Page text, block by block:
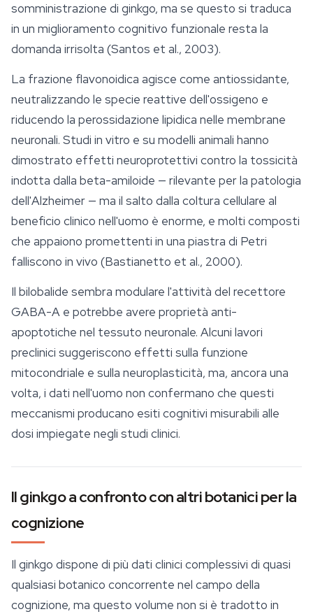
somministrazione di ginkgo, ma se questo si traduca
in un miglioramento cognitivo funzionale resta la
domanda irrisolta (Santos et al., 2003).
La frazione flavonoidica agisce come antiossidante,
neutralizzando le specie reattive dell'ossigeno e
riducendo la perossidazione lipidica nelle membrane
neuronali. Studi in vitro e su modelli animali hanno
dimostrato effetti neuroprotettivi contro la tossicità
indotta dalla beta-amiloide — rilevante per la patologia
dell'Alzheimer — ma il salto dalla coltura cellulare al
beneficio clinico nell'uomo è enorme, e molti composti
che appaiono promettenti in una piastra di Petri
falliscono in vivo (Bastianetto et al., 2000).
Il bilobalide sembra modulare l'attività del recettore
GABA-A e potrebbe avere proprietà anti-
apoptotiche nel tessuto neuronale. Alcuni lavori
preclinici suggeriscono effetti sulla funzione
mitocondriale e sulla neuroplasticità, ma, ancora una
volta, i dati nell'uomo non confermano che questi
meccanismi producano esiti cognitivi misurabili alle
dosi impiegate negli studi clinici.
Il ginkgo a confronto con altri botanici per la
cognizione
Il ginkgo dispone di più dati clinici complessivi di quasi
qualsiasi botanico concorrente nel campo della
cognizione, ma questo volume non si è tradotto in